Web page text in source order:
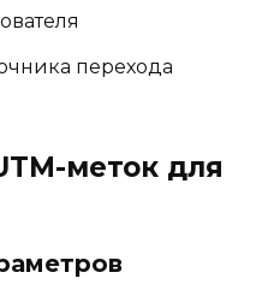
перехода
меток для